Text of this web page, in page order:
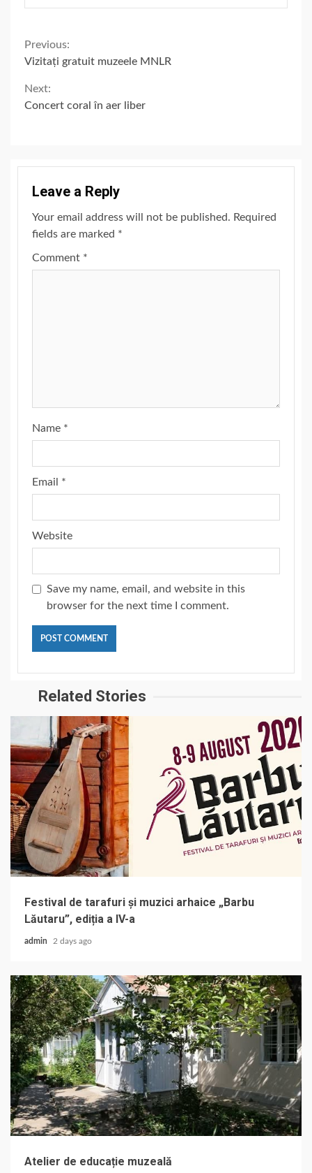
Continue
Reading
Previous:
Vizitați gratuit muzeele MNLR
Next:
Concert coral în aer liber
Leave a Reply
Your email address will not be published. Required
fields are marked *
Comment *
Name *
Email *
Website
Save my name, email, and website in this
browser for the next time I comment.
Related Stories
Festival de tarafuri și muzici arhaice „Barbu
Lăutaru”, ediția a IV-a
admin 2 days ago
Atelier de educație muzeală